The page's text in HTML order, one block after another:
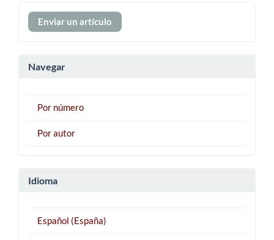
Enviar
un
Enviar un artículo
Navegar
Por número
Por autor
Idioma
Español (España)